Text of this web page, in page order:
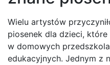
Wielu artystów
piosenek dla dzieci,
w domowych
edukacyjnych. Jednym z